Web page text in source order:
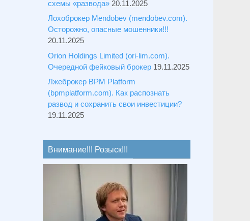
схемы «развода» 20.11.2025
Лохоброкер Mendobev (mendobev.com).
Осторожно, опасные мошенники!!!
20.11.2025
Orion Holdings Limited (ori-lim.com).
Очередной фейковый брокер 19.11.2025
Лжеброкер BPM Platform
(bpmplatform.com). Как распознать
развод и сохранить свои инвестиции?
19.11.2025
Внимание!!! Розыск!!!